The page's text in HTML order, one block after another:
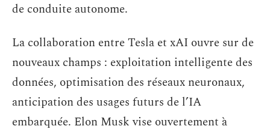
de conduite autonome.
La collaboration entre Tesla et xAI ouvre sur de
nouveaux champs : exploitation intelligente des
données, optimisation des réseaux neuronaux,
anticipation des usages futurs de l’IA
embarquée. Elon Musk vise ouvertement à